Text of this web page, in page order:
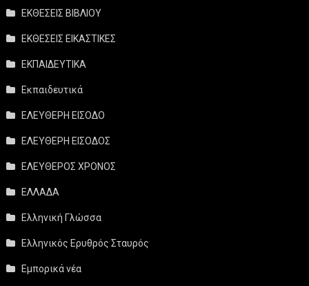
ΕΚΘΕΣΕΙΣ ΒΙΒΛΙΟΥ
ΕΚΘΕΣΕΙΣ ΕΙΚΑΣΤΙΚΕΣ
ΕΚΠΑΙΔΕΥΤΙΚΑ
Εκπαιδευτικά
ΕΛΕΥΘΕΡΗ ΕΙΣΟΔΟ
ΕΛΕΥΘΕΡΗ ΕΙΣΟΔΟΣ
ΕΛΕΥΘΕΡΟΣ ΧΡΟΝΟΣ
ΕΛΛΑΔΑ
Ελληνική Γλώσσα
Ελληνικός Ερυθρός Σταυρός
Εμπορικά νέα